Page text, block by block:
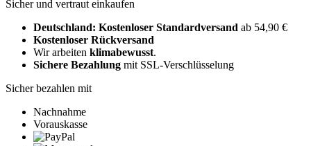
Sicher und vertraut einkaufen
Deutschland: Kostenloser Standardversand ab 54,90 €
Kostenloser Rückversand
Wir arbeiten klimabewusst.
Sichere Bezahlung mit SSL-Verschlüsselung
Sicher bezahlen mit
Nachnahme
Vorauskasse